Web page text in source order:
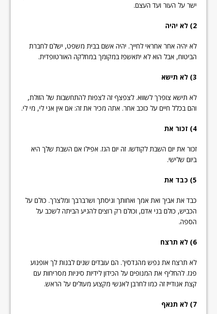
ישר על העור ועד העצם.
2) לא יהיה
לא יהיה אחר אחראי לחייך. יהיה אשם בבית משפט, ישלם לחברת
הביטוח, אבל הוא לא יתאשפז במקומך במחלקה האורטופדית.
3) לא תישא
לא תישא צופרך לשווא. לצפצף זה לצפות להתחשבות של הזולת,
והם בכלל חיים על כוכב אחר. אתה מכיר את זה: אם אין אני לי, מי לי.
4) זכור את
זכור את יום השבת לקודשו. זה יום הגז. אפילו אם השבת שלך היא
ביום שלישי.
5) כבד את
כבד את אביך ואת אמך ואחותך וגיסתך ושרברבך ומלצרך. כולם על
הכביש, כולם בני אדם, וכולם רק רוצים להגיע הביתה לשכב על
הספה.
6) לא תרצח
לא תרצח את נפש מהנדסיך. הם עובדים שנים לבנות לך אופנוע
פגז. להחליף את המנופים על הכידון לידיות סיניות מסריחות עם
קצת אנודייז זה כמו לחרבן לאנשי מקצוע מעולים על הראש.
7) לא תנאף